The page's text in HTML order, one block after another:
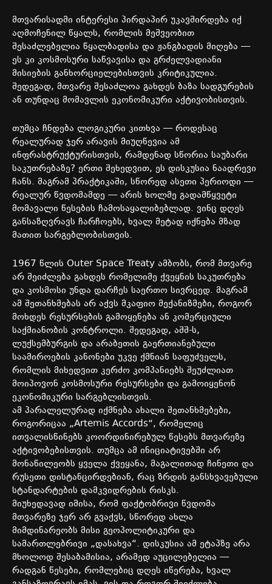
მთვარისადმი ინტერესი პირდაპირ უკავშირდება იქ
აღმოჩენილ წყალს, რომლის მეშვეობით
შესაძლებელია წყალბადისა და ჟანგბადის მიღება —
ეს კი კოსმოსური საწვავისა და გრძელვადიანი
მისიების განხორციელებისთვის კრიტიკულია.
შედეგად, მთვარე შესაძლოა გახდეს ბაზა სადგურების
ან თუნდაც მომავლის ეკონომიკური აქტივობისთვის.
თუმცა ჩნდება ლოგიკური კითხვა — როდესაც
რეალურად ჯერ არავის მიუღწევია ამ
ინფრასტრუქტურისთვის, რამდენად სწორია საუბარი
საკუთრებაზე? ერთი შეხედვით, ეს დისკუსია ნაადრევი
ჩანს. მაგრამ პრაქტიკაში, სწორედ ასეთი პერიოდი —
რეალურ წვდომამდე — არის ხოლმე გადამწყვეტი
მომავალი წესების ჩამოსაყალიბებლად. ვინც დღეს
განსაზღვრავს ჩარჩოებს, ხვალ მეტად იქნება მზად
მათით სარგებლობისთვის.
1967 წლის Outer Space Treaty ამბობს, რომ მთვარე
არ შეიძლება გახდეს რომელიმე ქვეყნის საკუთრება
და კოსმოსი უნდა დარჩეს საერთო სივრცედ. მაგრამ
ამ შეთანხმებას არ აქვს მკაფიო მექანიზმები, როგორ
მოხდეს რესურსების გამოყენება ან კომერციული
საქმიანობის კონტროლი. შედეგად, აშშ-ს,
ლუქსემბურგის და არაბეთის გაერთიანებული
საამიროების კანონები უკვე ქმნიან საფუძველს,
რომლის მიხედვით კერძო კომპანიებს შეუძლიათ
მოიპოვონ კოსმოსური რესურსები და გამოიყენონ
ეკონომიკური სარგებლისთვის.
ამ პარალელურად იქმნება ახალი შეთანხმებები,
როგორიცაა „Artemis Accords“, რომელიც
ითვალისწინებს კოორდინირებულ წესებს მთვარეზე
აქტივობებისთვის. თუმცა ამ ინიციატივებში არ
მონაწილეობს ყველა ქვეყანა, მაგალითად ჩინეთი და
რუსეთი დისტანცირდებიან, რაც ზრდის განსხვავებული
სტანდარტების დამკვიდრების რისკს.
მიუხედავად იმისა, რომ ფაქტობრივი წვდომა
მთვარეზე ჯერ არ გვაქვს, სწორედ ახლა
მიმდინარეობს მისი გეოპოლიტიკური და
სამართლებრივი „დასახვა“. დისკუსია ამ ეტაპზე არა
მხოლოდ შესაბამისია, არამედ აუცილებელია —
რადგან წესები, რომლებიც დღეს იწერება, ხვალ